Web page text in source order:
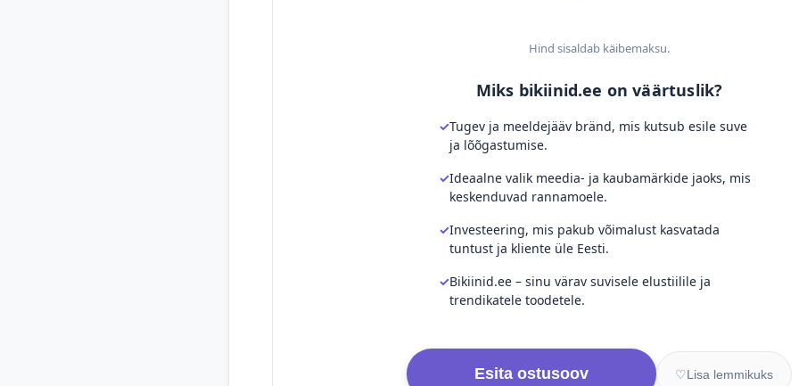
Hind sisaldab käibemaksu.
Miks bikiinid.ee on väärtuslik?
Tugev ja meeldejääv bränd, mis kutsub esile suve
ja lõõgastumise.
Ideaalne valik meedia- ja kaubamärkide jaoks, mis
keskenduvad rannamoele.
Investeering, mis pakub võimalust kasvatada
tuntust ja kliente üle Eesti.
Bikiinid.ee – sinu värav suvisele elustiilile ja
trendikatele toodetele.
Esita ostusoov ♡Lisa lemmikuks